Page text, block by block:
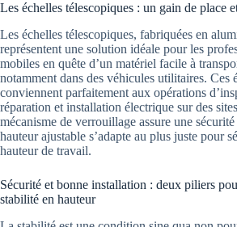
Les échelles télescopiques : un gain de place
Les échelles télescopiques, fabriquées en
représentent une solution idéale pour les
mobiles en quête d’un matériel facile à
notamment dans des véhicules utilitaires. Ces
conviennent parfaitement aux opérations
réparation et installation électrique sur des
mécanisme de verrouillage assure une
hauteur ajustable s’adapte au plus juste pour
hauteur de travail.
Sécurité et bonne installation : deux piliers
stabilité en hauteur